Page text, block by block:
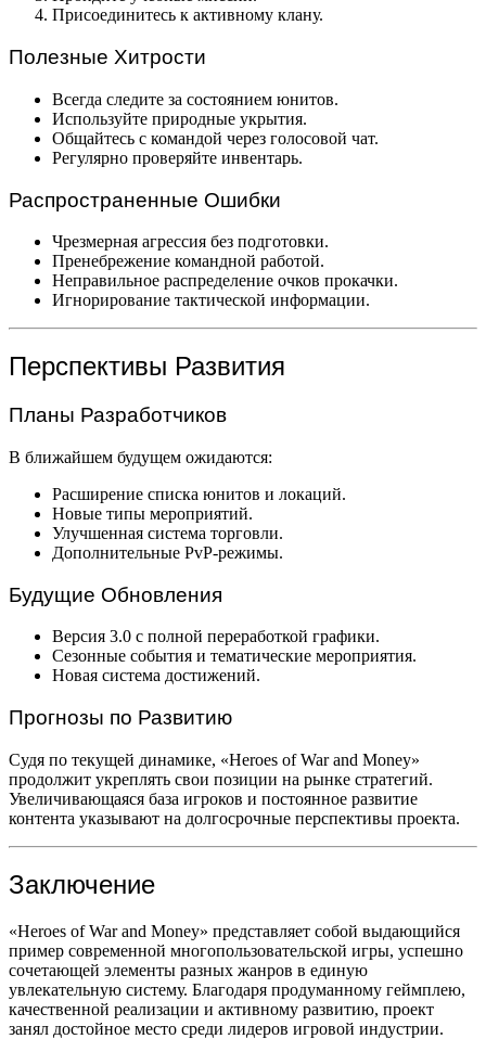
Присоединитесь к активному клану.
Полезные Хитрости
Всегда следите за состоянием юнитов.
Используйте природные укрытия.
Общайтесь с командой через голосовой чат.
Регулярно проверяйте инвентарь.
Распространенные Ошибки
Чрезмерная агрессия без подготовки.
Пренебрежение командной работой.
Неправильное распределение очков прокачки.
Игнорирование тактической информации.
Перспективы Развития
Планы Разработчиков
В ближайшем будущем ожидаются:
Расширение списка юнитов и локаций.
Новые типы мероприятий.
Улучшенная система торговли.
Дополнительные PvP-режимы.
Будущие Обновления
Версия 3.0 с полной переработкой графики.
Сезонные события и тематические мероприятия.
Новая система достижений.
Прогнозы по Развитию
Судя по текущей динамике, «Heroes of War and Money»
продолжит укреплять свои позиции на рынке стратегий.
Увеличивающаяся база игроков и постоянное развитие
контента указывают на долгосрочные перспективы проекта.
Заключение
«Heroes of War and Money» представляет собой выдающийся
пример современной многопользовательской игры, успешно
сочетающей элементы разных жанров в единую
увлекательную систему. Благодаря продуманному геймплею,
качественной реализации и активному развитию, проект
занял достойное место среди лидеров игровой индустрии.